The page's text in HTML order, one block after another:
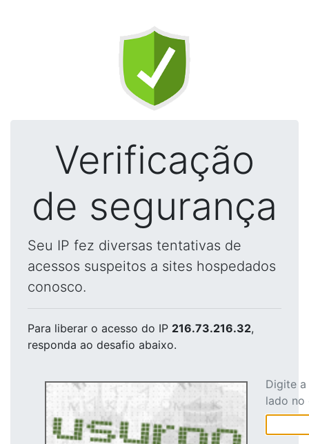
Verificação
de segurança
Seu IP fez diversas tentativas de
acessos suspeitos a sites hospedados
conosco.
Para liberar o acesso do IP 216.73.216.32,
responda ao desafio abaixo.
Digite
lado no